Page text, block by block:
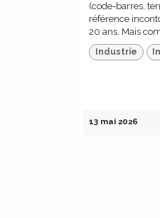
(code-barres,
référence
20 ans. Mais
Industrie
13 mai 2026